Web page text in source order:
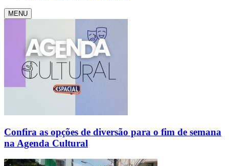
MENU
Confira as opções de diversão para o fim de semana
na Agenda Cultural